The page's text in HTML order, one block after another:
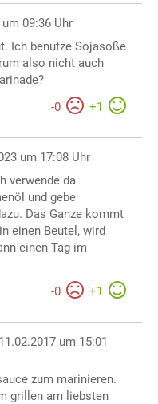
09:36 Uhr
Ich benutze Sojasoße
also nicht auch
-0 +1
um 17:08 Uhr
verwende da
und gebe
Das Ganze kommt
einen Beutel, wird
einen Tag im
-0 +1
um 15:01
zum marinieren.
grillen am liebsten